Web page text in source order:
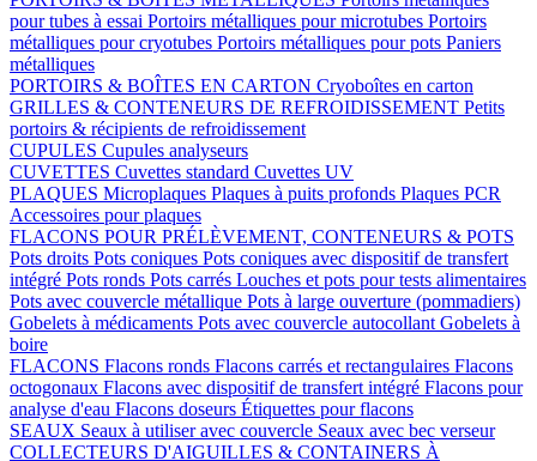
pour tubes à essai Portoirs métalliques pour microtubes Portoirs
métalliques pour cryotubes Portoirs métalliques pour pots Paniers
métalliques
PORTOIRS & BOÎTES EN CARTON Cryoboîtes en carton
GRILLES & CONTENEURS DE REFROIDISSEMENT Petits
portoirs & récipients de refroidissement
CUPULES Cupules analyseurs
CUVETTES Cuvettes standard Cuvettes UV
PLAQUES Microplaques Plaques à puits profonds Plaques PCR
Accessoires pour plaques
FLACONS POUR PRÉLÈVEMENT, CONTENEURS & POTS
Pots droits Pots coniques Pots coniques avec dispositif de transfert
intégré Pots ronds Pots carrés Louches et pots pour tests alimentaires
Pots avec couvercle métallique Pots à large ouverture (pommadiers)
Gobelets à médicaments Pots avec couvercle autocollant Gobelets à
boire
FLACONS Flacons ronds Flacons carrés et rectangulaires Flacons
octogonaux Flacons avec dispositif de transfert intégré Flacons pour
analyse d'eau Flacons doseurs Étiquettes pour flacons
SEAUX Seaux à utiliser avec couvercle Seaux avec bec verseur
COLLECTEURS D'AIGUILLES & CONTAINERS À